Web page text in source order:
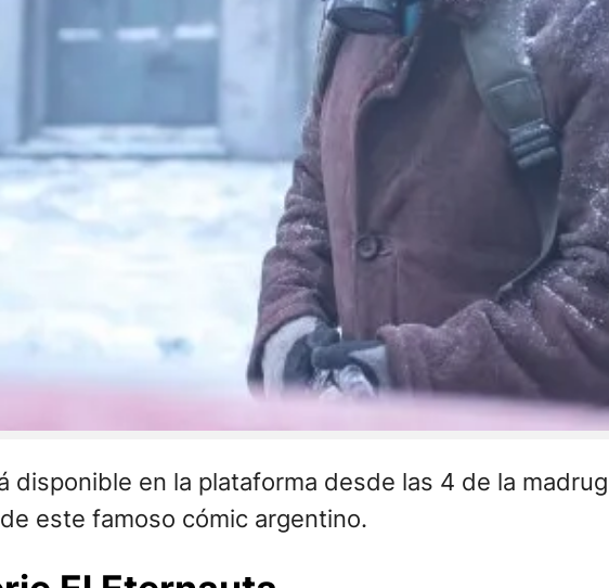
disponible en la plataforma desde las 4 de la
este famoso cómic argentino.